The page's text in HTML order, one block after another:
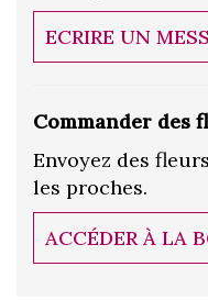
ECRIRE UN
Commander des
Envoyez des
les proches.
ACCÉDER À LA